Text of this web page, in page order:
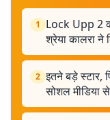
1
Lock Upp 2
श्रेया कालरा ने
2 इतने बड़े स्टार,
सोशल मीडिया